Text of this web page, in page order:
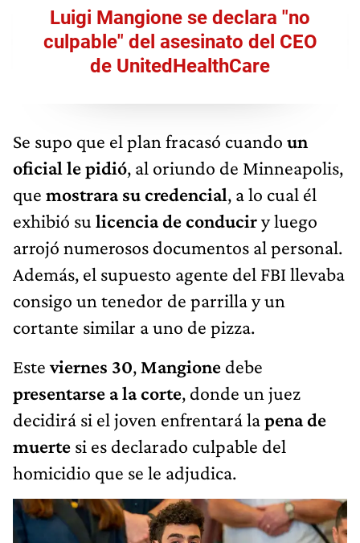
Luigi Mangione se declara "no
culpable" del asesinato del CEO
de UnitedHealthCare
Se supo que el plan fracasó cuando un
oficial le pidió, al oriundo de Minneapolis,
que mostrara su credencial, a lo cual él
exhibió su licencia de conduciry luego
arrojó numerosos documentos al personal.
Además, el supuesto agente del FBI llevaba
consigo un tenedor de parrilla y un
cortante similar a uno de pizza.
Esteviernes 30, Mangione debe
presentarse a la corte, donde un juez
decidirá si el joven enfrentará lapena de
muerte si es declarado culpable del
homicidio que se le adjudica.